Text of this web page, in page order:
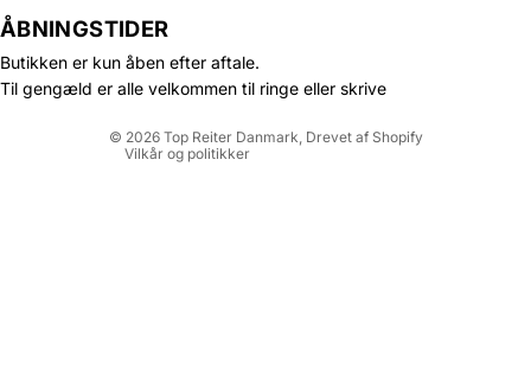
ÅBNINGSTIDER
Butikken er kun åben efter aftale.
Til gengæld er alle velkommen til ringe eller skrive
© 2026 Top Reiter Danmark , Drevet af Shopify
Vilkår og politikker
Leveringspolitik
Kontaktinformation